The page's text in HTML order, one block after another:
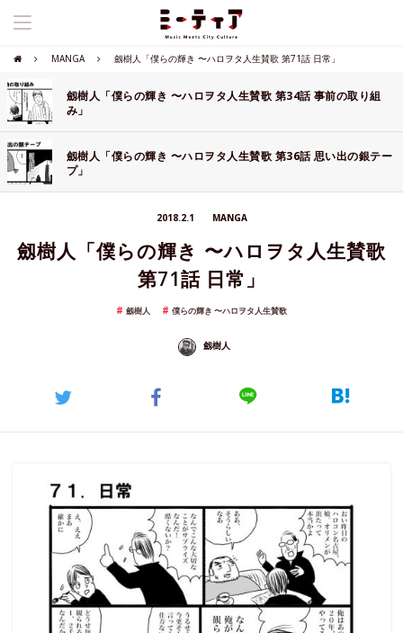
MANGA 劔樹人「僕らの輝き 〜ハロヲタ人生賛歌 第71話 日常」
劔樹人「僕らの輝き 〜ハロヲタ人生賛歌 第34話 事前の取り組
み」
劔樹人「僕らの輝き 〜ハロヲタ人生賛歌 第36話 思い出の銀テー
プ」
2018.2.1 MANGA
劔樹人「僕らの輝き 〜ハロヲタ人生賛歌
第71話 日常」
劔樹人 僕らの輝き 〜ハロヲタ人生賛歌
劔樹人